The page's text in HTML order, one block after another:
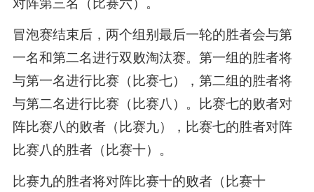
冒泡赛结束后，两个组别最后一轮的胜者会与第
一名和第二名进行双败淘汰赛。第一组的胜者将
与第一名进行比赛（比赛七），第二组的胜者将
与第二名进行比赛（比赛八）。比赛七的败者对
阵比赛八的败者（比赛九），比赛七的胜者对阵
比赛八的胜者（比赛十）。
比赛九的胜者将对阵比赛十的败者（比赛十